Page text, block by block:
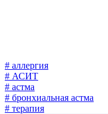
# аллергия
# АСИТ
# астма
# бронхиальная астма
# терапия